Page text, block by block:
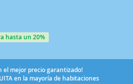
hasta un 20%
el mejor precio garantizado!
en la mayoría de habitaciones